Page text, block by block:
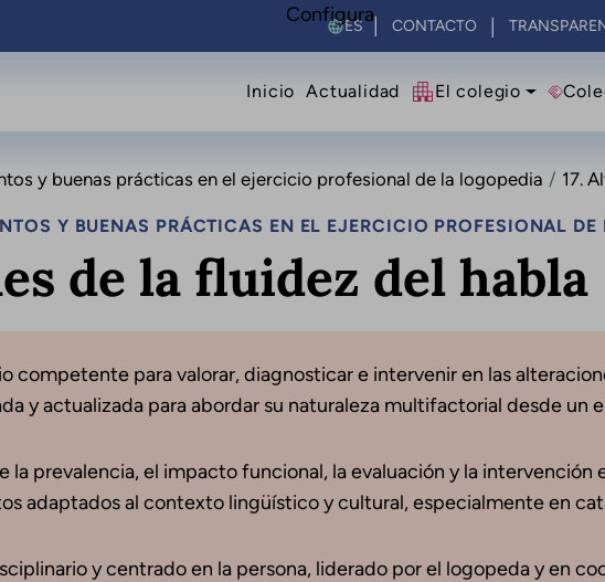
Select your language
CONTACTO
Navegació principal
Inicio Actualidad El colegio
y buenas prácticas en el ejercicio profesional de la logopedia 17.
Y BUENAS PRÁCTICAS EN EL EJERCICIO PROFESIONAL
de la fluidez del habla
competente para valorar, diagnosticar e intervenir en las
y actualizada para abordar su naturaleza multifactorial desde un
la prevalencia, el impacto funcional, la evaluación y la intervención
adaptados al contexto lingüístico y cultural, especialmente en
y centrado en la persona, liderado por el logopeda y en
Configura